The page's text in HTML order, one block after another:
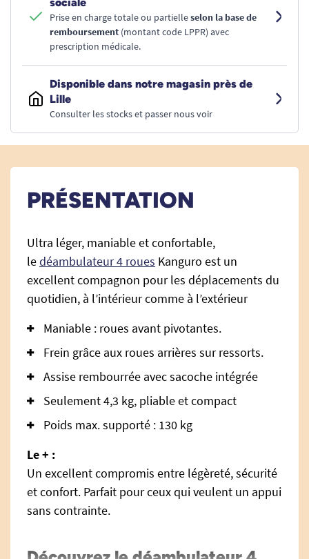
Prise en charge totale ou partielleselon la base de
remboursement (montant code LPPR) avec
prescription médicale.
Disponible dans notre magasin près de
Lille
Consulter les stocks et passer nous voir
PRÉSENTATION
Ultra léger, maniable et confortable,
ledéambulateur 4 roues Kanguro est un
excellent compagnon pour les déplacements du
quotidien, à l’intérieur comme à l’extérieur
Maniable : roues avant pivotantes.
Frein grâce aux roues arrières sur ressorts.
Assise rembourrée avec sacoche intégrée
Seulement 4,3 kg, pliable et compact
Poids max. supporté : 130 kg
Le + :
Un excellent compromis entre légèreté, sécurité
et confort. Parfait pour ceux qui veulent un appui
sans contrainte.